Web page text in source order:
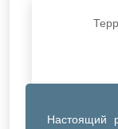
Настоящий